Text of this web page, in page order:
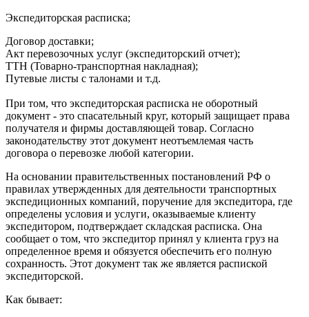
Экспедиторская расписка;
Договор доставки;
Акт перевозочных услуг (экспедиторский отчет);
ТТН (Товарно-транспортная накладная);
Путевые листы с талонами и т.д.
При том, что экспедиторская расписка не оборотный
документ - это спасательный круг, который защищает права
получателя и фирмы доставляющей товар. Согласно
законодательству этот документ неотъемлемая часть
договора о перевозке любой категории.
На основании правительственных постановлений РФ о
правилах утвержденных для деятельности транспортных
экспедиционных компаний, поручение для экспедитора, где
определены условия и услуги, оказываемые клиенту
экспедитором, подтверждает складская расписка. Она
сообщает о том, что экспедитор принял у клиента груз на
определенное время и обязуется обеспечить его полную
сохранность. Этот документ так же является распиской
экспедиторской.
Как бывает: